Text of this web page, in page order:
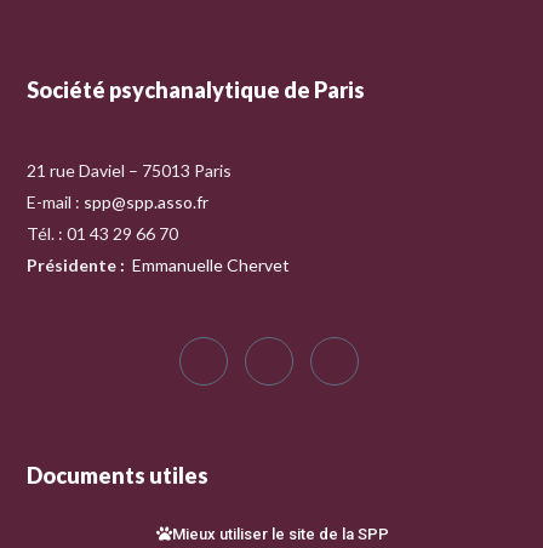
Société psychanalytique de Paris
21 rue Daviel – 75013 Paris
E-mail : spp@spp.asso.fr
Tél. : 01 43 29 66 70
Présidente : Emmanuelle Chervet
Documents utiles
Mieux utiliser le site de la SPP